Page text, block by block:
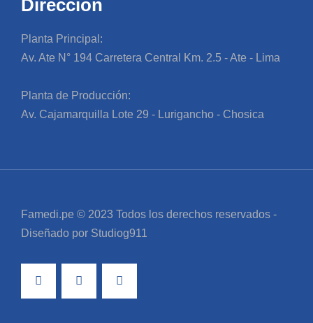
Dirección
Planta Principal:
Av. Ate N° 194 Carretera Central Km. 2.5 - Ate - Lima
Planta de Producción:
Av. Cajamarquilla Lote 29 - Lurigancho - Chosica
Famedi.pe © 2023 Todos los derechos reservados -
Diseñado por Studiog911